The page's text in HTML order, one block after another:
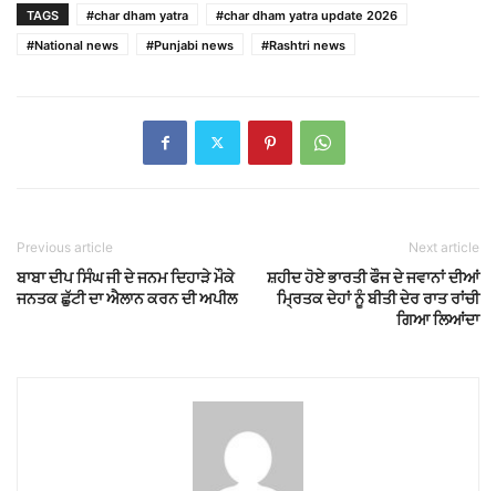
TAGS #char dham yatra
#char dham yatra update 2026
#National news
#Punjabi news #Rashtri news
Previous article
ਬਾਬਾ ਦੀਪ ਸਿੰਘ ਜੀ ਦੇ ਜਨਮ ਦਿਹਾੜੇ ਮੌਕੇ
ਜਨਤਕ ਛੁੱਟੀ ਦਾ ਐਲਾਨ ਕਰਨ ਦੀ ਅਪੀਲ
Next article
ਸ਼ਹੀਦ ਹੋਏ ਭਾਰਤੀ ਫੌਜ ਦੇ ਜਵਾਨਾਂ ਦੀਆਂ
ਮ੍ਰਿਤਕ ਦੇਹਾਂ ਨੂੰ ਬੀਤੀ ਦੇਰ ਰਾਤ ਰਾਂਚੀ
ਗਿਆ ਲਿਆਂਦਾ